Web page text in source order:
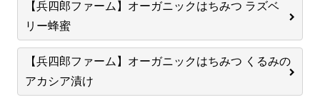
【兵四郎ファーム】オーガニックはちみつ ラズベ
リー蜂蜜
【兵四郎ファーム】オーガニックはちみつ くるみの
アカシア漬け